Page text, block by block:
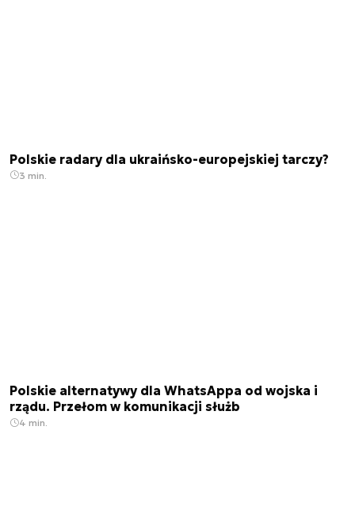
Polskie radary dla ukraińsko-europejskiej tarczy?
3 min.
Polskie alternatywy dla WhatsAppa od wojska i
rządu. Przełom w komunikacji służb
4 min.